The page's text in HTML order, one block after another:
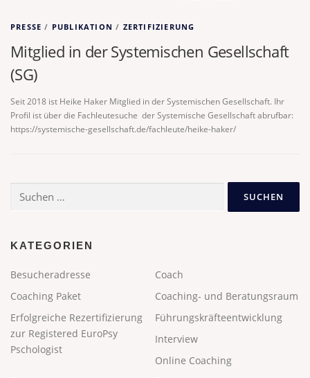
PRESSE / PUBLIKATION / ZERTIFIZIERUNG
Mitglied in der Systemischen Gesellschaft
(SG)
Seit 2018 ist Heike Haker Mitglied in der Systemischen Gesellschaft. Ihr
Profil ist über die Fachleutesuche der Systemische Gesellschaft abrufbar:
https://systemische-gesellschaft.de/fachleute/heike-haker/
nach:
KATEGORIEN
Besucheradresse
Coach
Coaching Paket
Coaching- und Beratungsraum
Erfolgreiche Rezertifizierung
zur Registered EuroPsy
Pschologist
Führungskräfteentwicklung
Interview
Online Coaching